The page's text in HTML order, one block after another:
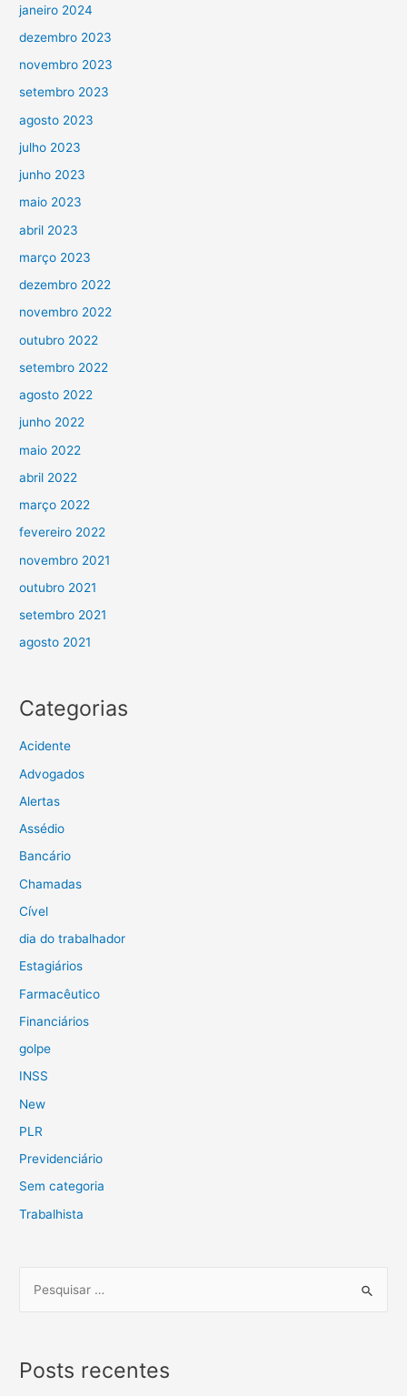
janeiro 2024
dezembro 2023
novembro 2023
setembro 2023
agosto 2023
julho 2023
junho 2023
maio 2023
abril 2023
março 2023
dezembro 2022
novembro 2022
outubro 2022
setembro 2022
agosto 2022
junho 2022
maio 2022
abril 2022
março 2022
fevereiro 2022
novembro 2021
outubro 2021
setembro 2021
agosto 2021
Categorias
Acidente
Advogados
Alertas
Assédio
Bancário
Chamadas
Cível
dia do trabalhador
Estagiários
Farmacêutico
Financiários
golpe
INSS
New
PLR
Previdenciário
Sem categoria
Trabalhista
Posts recentes